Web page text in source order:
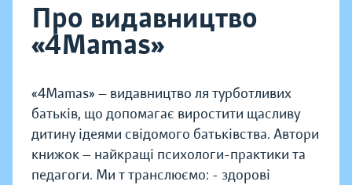
Про видавництво
«4Mamas»
«4Mamas» — видавництво ля турботливих
батьків, що допомагає виростити щасливу
дитину ідеями свідомого батьківства. Автори
книжок — найкращі психологи-практики та
педагоги. Ми т транслюємо: - здорові